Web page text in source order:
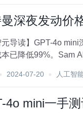
深夜发动价
元导读】GPT-4o
已降低99%。Sam
2024-07-20 人工智
4o mini一手